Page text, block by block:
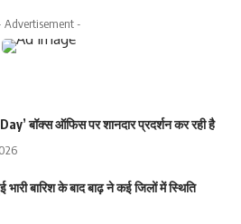
Advertisement -
बॉक्स ऑफिस पर शानदार प्रदर्शन कर रही है
बारिश के बाद बाढ़ ने कई जिलों में स्थिति